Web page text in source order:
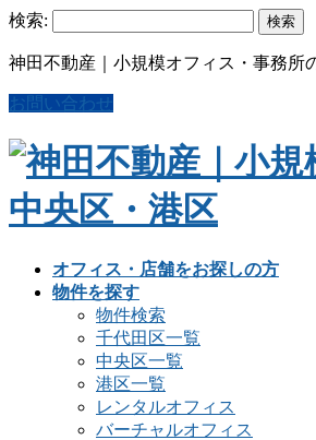
検索:
神田不動産｜小規模オフィス・事務所
お問い合わせ
オフィス・店舗をお探しの方
物件を探す
物件検索
千代田区一覧
中央区一覧
港区一覧
レンタルオフィス
バーチャルオフィス